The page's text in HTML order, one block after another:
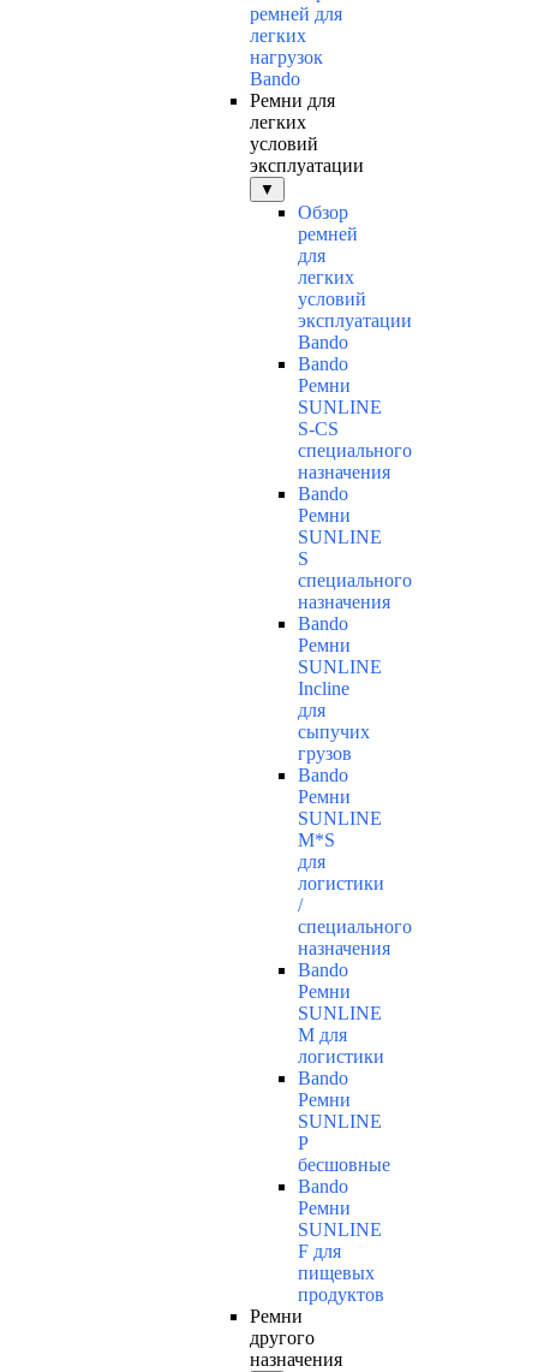
ремней для
легких
нагрузок
Bando
Ремни для
легких
условий
эксплуатации
▼
Обзор
ремней
для
легких
условий
эксплуатации
Bando
Bando
Ремни
SUNLINE
S-CS
специального
назначения
Bando
Ремни
SUNLINE
S
специального
назначения
Bando
Ремни
SUNLINE
Incline
для
сыпучих
грузов
Bando
Ремни
SUNLINE
M*S
для
логистики
/
специального
назначения
Bando
Ремни
SUNLINE
M для
логистики
Bando
Ремни
SUNLINE
P
бесшовные
Bando
Ремни
SUNLINE
F для
пищевых
продуктов
Ремни
другого
назначения